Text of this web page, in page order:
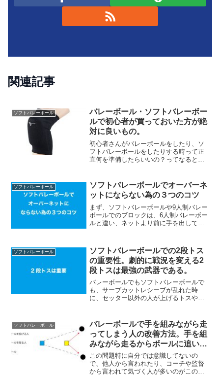
関連記事
ソフトバレーボール
バレーボール・ソフトバレーボー
ルで初心者が買っておいた方が絶
対に良いもの。
初心者さんがバレーボールをしたり、ソ
フトバレーボールをしたりする時って正
直何を準備したらいいの？ってなると思
ただきます。まず、スポーツ全般共通の
もの動きやすい服装タオル...
ソフトバレーボール
ソフトバレーボールでオーバーネ
ットにならない為の３つのコツ
まず、ソフトバレーボールや9人制バレー
ボールでのブロックは、6人制バレーボー
ルと違い、ネットより前に手を出しては
が出てしまいオーバーネットになる事は
多々あります。そこで...
ソフトバレーボール
ソフトバレーボールでの2段トス
の重要性。劇的に戦況を変える2
段トスは最強の武器である。
バレーボールでもソフトバレーボールで
も、サーブカットレシーブが乱れた時
に、セッター以外の人が上げるトスや、
こで重要な理由について、お話ししま
す。実はサーブカットやレシー...
ソフトバレーボール
バレーボールで手を組みながら走
ってしまう人の改善方法。手を組
みながら走るからボールに追いつ
けない。
この問題特に自分では意識してないの
で、他人から言われたり、コーチや監督
から言われて気づく人が多いのがこの腕